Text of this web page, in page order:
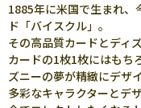
1885年に米国で生まれ、
ド「バイスクル」。
その高品質カードとディ
カードの1枚1枚にはもち
ズニーの夢が精緻にデザ
多彩なキャラクターとデ